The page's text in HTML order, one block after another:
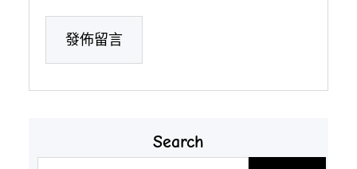
Search